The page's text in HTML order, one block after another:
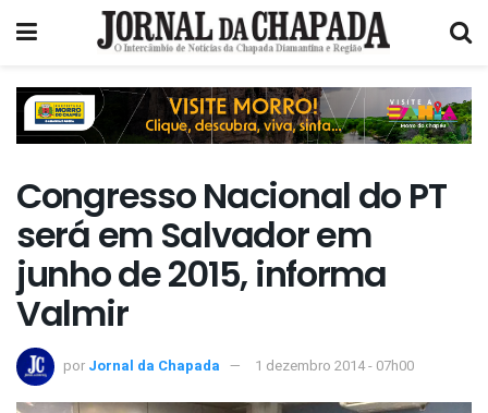
Congresso Nacional do PT
será em Salvador em
junho de 2015, informa
Valmir
por Jornal da Chapada 1 dezembro 2014 - 07h00